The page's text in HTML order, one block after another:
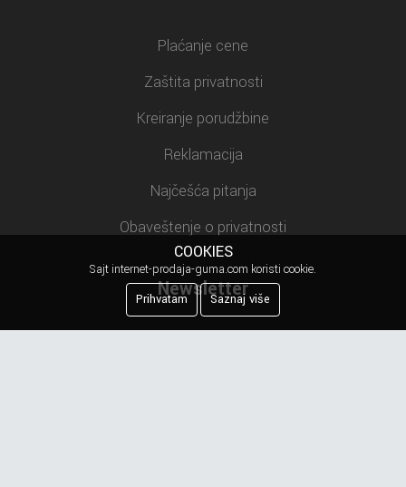
Plaćanje cene
Zaštita privatnosti
Kreiranje porudžbine
Reklamacija
Najčešća pitanja
Obaveštenje o privatnosti
Newsletter
COOKIES
Sajt internet-prodaja-guma.com koristi cookie.
Prihvatam
Saznaj više